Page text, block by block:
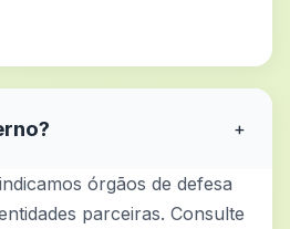
+
órgãos de defesa
parceiras. Consulte